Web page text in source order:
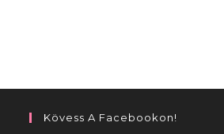
Kövess A Facebookon!